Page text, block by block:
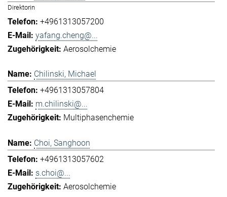
Direktorin
+4961313057200
yafang.cheng@...
Aerosolchemie
Chilinski, Michael
+4961313057804
m.chilinski@...
Multiphasenchemie
Choi, Sanghoon
+4961313057602
s.choi@...
Aerosolchemie